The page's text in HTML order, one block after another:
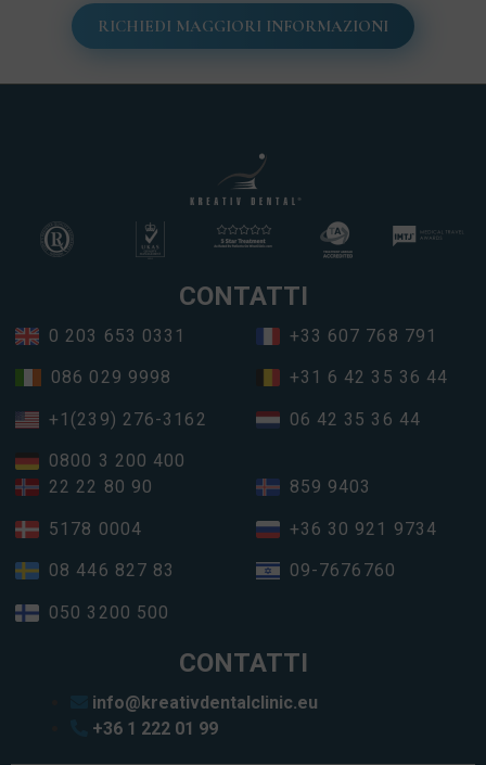
RICHIEDI MAGGIORI INFORMAZIONI
CONTATTI
0 203 653 0331
086 029 9998
+1(239) 276-3162
0800 3 200 400
+33 607 768 791
+31 6 42 35 36 44
06 42 35 36 44
22 22 80 90
5178 0004
08 446 827 83
050 3200 500
859 9403
+36 30 921 9734
09-7676760
CONTATTI
info@kreativdentalclinic.eu
+36 1 222 01 99